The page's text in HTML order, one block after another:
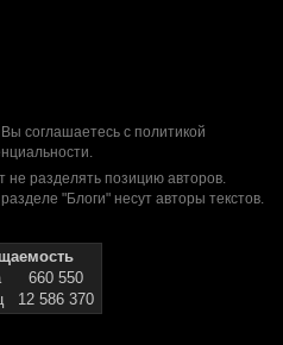
соглашаетесь с политикой
.
разделять позицию авторов.
"Блоги" несут авторы текстов.
660 550
12 586 370